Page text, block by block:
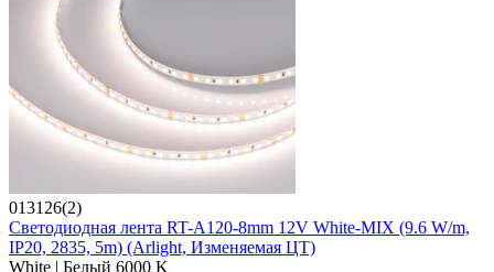
013126(2)
Светодиодная лента RT-A120-8mm 12V White-MIX (9.6 W/m,
IP20, 2835, 5m) (Arlight, Изменяемая ЦТ)
White | Белый 6000 K